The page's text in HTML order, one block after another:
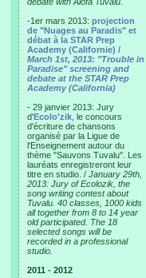
-1er mars 2013: projection
de "Nuages au Paradis" et
débat à la STAR Prep
Academy (Californie) /
March 1st, 2013: "Trouble in
Paradise" screening and
debate at the STAR Prep
Academy (California)
- 29 janvier 2013: Jury
d'Ecolo'zik , le concours
d'écriture de chansons
organisé par la Ligue de
l'Enseignement autour du
thème "Sauvons Tuvalu". Les
lauréats enregistreront leur
titre en studio. / January 29th,
2013: Jury of Ecolozik, the
song writing contest about
Tuvalu. 40 classes, 1000 kids
all together from 8 to 14 year
old participated. The 18
selected songs will be
recorded in a professional
studio.
2011 - 2012